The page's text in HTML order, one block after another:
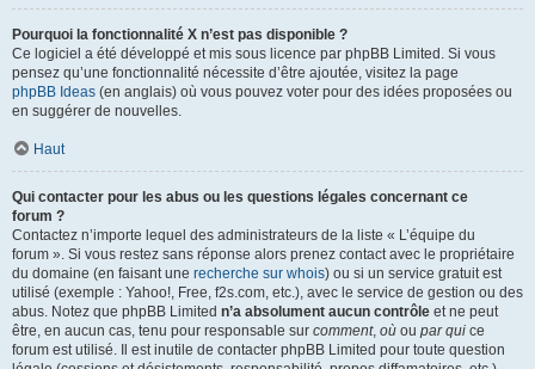
Pourquoi la fonctionnalité X n’est pas disponible ?
Ce logiciel a été développé et mis sous licence par phpBB Limited. Si vous
pensez qu’une fonctionnalité nécessite d’être ajoutée, visitez la page
phpBB Ideas (en anglais) où vous pouvez voter pour des idées proposées ou
en suggérer de nouvelles.
Haut
Qui contacter pour les abus ou les questions légales concernant ce
forum ?
Contactez n’importe lequel des administrateurs de la liste « L’équipe du
forum ». Si vous restez sans réponse alors prenez contact avec le propriétaire
du domaine (en faisant une recherche sur whois) ou si un service gratuit est
utilisé (exemple : Yahoo!, Free, f2s.com, etc.), avec le service de gestion ou des
abus. Notez que phpBB Limited n’a absolument aucun contrôle et ne peut
être, en aucun cas, tenu pour responsable sur comment, où ou par qui ce
forum est utilisé. Il est inutile de contacter phpBB Limited pour toute question